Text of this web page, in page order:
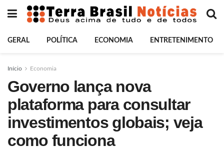
GERAL POLÍTICA ECONOMIA ENTRETENIMENTO
Início Economia
Governo lança nova
plataforma para consultar
investimentos globais; veja
como funciona